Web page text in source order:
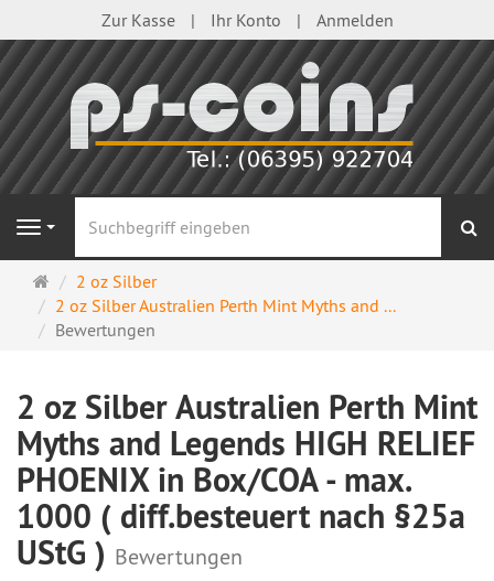
Zur Kasse Ihr Konto Anmelden
Navigation
Startseite
2 oz Silber
2 oz Silber Australien Perth Mint Myths and ...
Bewertungen
2 oz Silber Australien Perth Mint
Myths and Legends HIGH RELIEF
PHOENIX in Box/COA - max.
1000 ( diff.besteuert nach §25a
UStG ) Bewertungen